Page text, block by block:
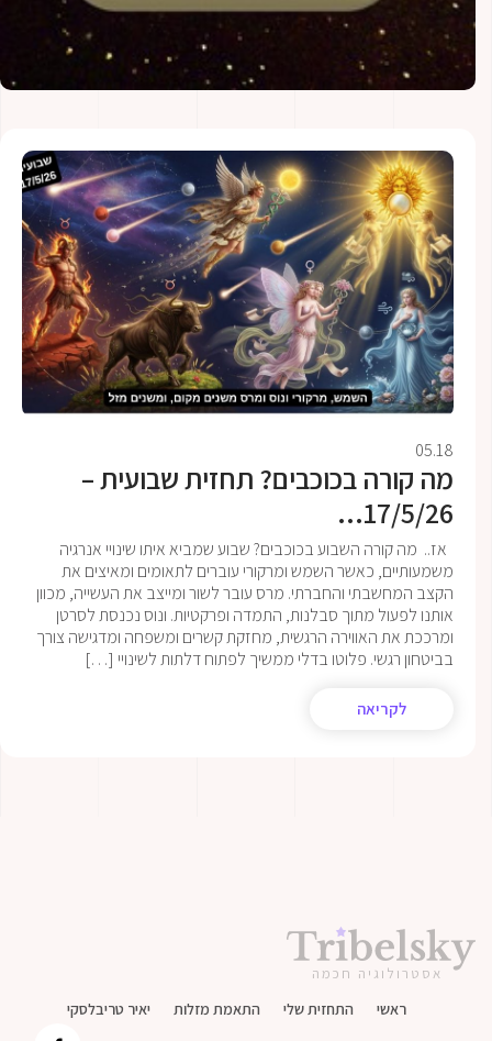
05.18
מה קורה בכוכבים? תחזית שבועית –
17/5/26...
אז.. מה קורה השבוע בכוכבים? שבוע שמביא איתו שינויי אנרגיה
משמעותיים, כאשר השמש ומרקורי עוברים לתאומים ומאיצים את
הקצב המחשבתי והחברתי. מרס עובר לשור ומייצב את העשייה, מכוון
אותנו לפעול מתוך סבלנות, התמדה ופרקטיות. ונוס נכנסת לסרטן
ומרככת את האווירה הרגשית, מחזקת קשרים ומשפחה ומדגישה צורך
בביטחון רגשי. פלוטו בדלי ממשיך לפתוח דלתות לשינויי […]
לקריאה
אסטרולוגיה חכמה
ראשי התחזית שלי התאמת מזלות יאיר טריבלסקי